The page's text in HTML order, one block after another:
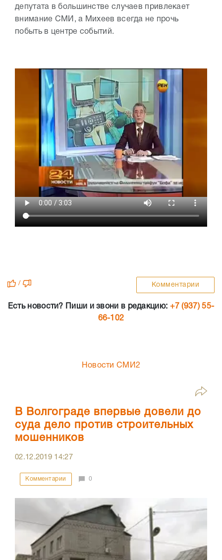
депутата в большинстве случаев привлекает
внимание СМИ, а Михеев всегда не прочь
побыть в центре событий.
/ Комментарии
Есть новости? Пиши и звони в редакцию: +7 (937) 55-
66-102
Новости СМИ2
В Волгограде впервые довели до
суда дело против строительных
мошенников
02.12.2019 14:27
Комментарии 0